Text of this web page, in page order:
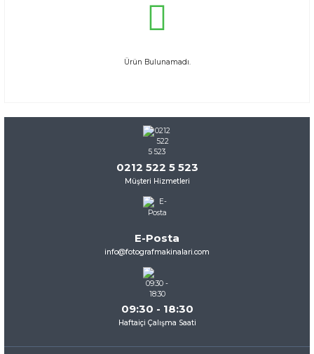
Ürün Bulunamadı.
0212 522 5 523
Müşteri Hizmetleri
E-Posta
info@fotografmakinalari.com
09:30 - 18:30
Haftaiçi Çalışma Saati